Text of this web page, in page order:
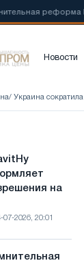
реформа ETS
Новости
/ Украина
на
07-2026, 20:01